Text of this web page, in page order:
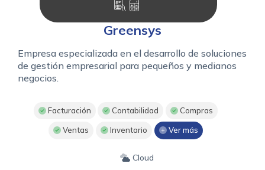
Greensys
Empresa especializada en el desarrollo de soluciones
de gestión empresarial para pequeños y medianos
negocios.
Facturación Contabilidad Compras
Ventas Inventario Ver más
Cloud